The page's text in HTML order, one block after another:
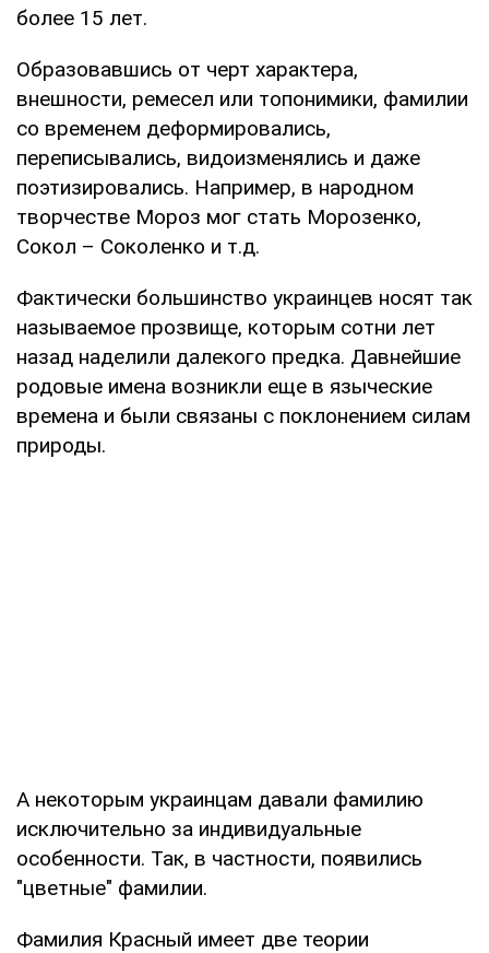
более 15 лет.
Образовавшись от черт характера,
внешности, ремесел или топонимики, фамилии
со временем деформировались,
переписывались, видоизменялись и даже
поэтизировались. Например, в народном
творчестве Мороз мог стать Морозенко,
Сокол – Соколенко и т.д.
Фактически большинство украинцев носят так
называемое прозвище, которым сотни лет
назад наделили далекого предка. Давнейшие
родовые имена возникли еще в языческие
времена и были связаны с поклонением силам
природы.
А некоторым украинцам давали фамилию
исключительно за индивидуальные
особенности. Так, в частности, появились
"цветные" фамилии.
Фамилия Красный имеет две теории